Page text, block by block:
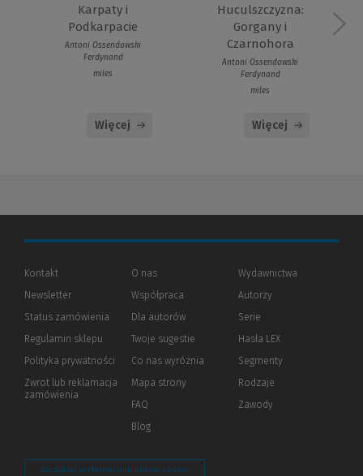
Karpaty i
Podkarpacie
Antoni Ossendowski
Ferdynand
miles
Więcej
Huculszczyzna:
Gorgany i
Czarnohora
Antoni Ossendowski
Ferdynand
miles
Więcej
Kontakt
Newsletter
Status zamówienia
Regulamin sklepu
Polityka prywatności (Nowe
(Link
innej
Zwrot lub reklamacja
zamówienia
O nas
Współpraca
Dla autorów(Nowe
(Link
innej
Twoje sugestie
Co nas wyróżnia
Mapa strony
FAQ
Blog
Wydawnictwa
Autorzy
Serie
Hasła LEX
Segmenty
Rodzaje
Zawody
Zarządzaj preferencjami plików cookie